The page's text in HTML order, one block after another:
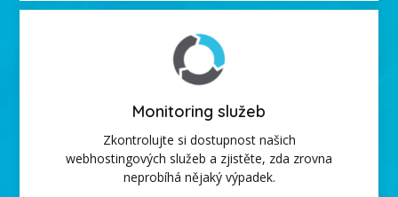
Monitoring služeb
Zkontrolujte si dostupnost našich
webhostingových služeb a zjistěte, zda zrovna
neprobíhá nějaký výpadek.